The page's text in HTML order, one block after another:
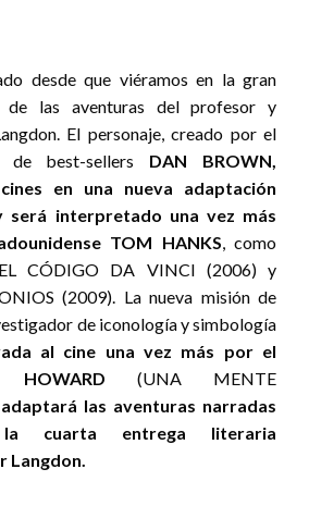
desde que viéramos en la gran
de las aventuras del profesor y
El personaje, creado por el
de best-sellers DAN BROWN,
en una nueva adaptación
será interpretado una vez más
TOM HANKS, como
CÓDIGO DA VINCI (2006) y
(2009). La nueva misión de
de iconología y simbología
al cine una vez más por el
(UNA MENTE
adaptará las aventuras narradas
la cuarta entrega literaria
Langdon.